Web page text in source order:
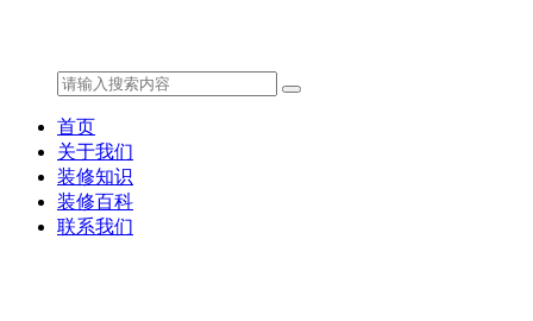
首页
关于我们
装修知识
装修百科
联系我们